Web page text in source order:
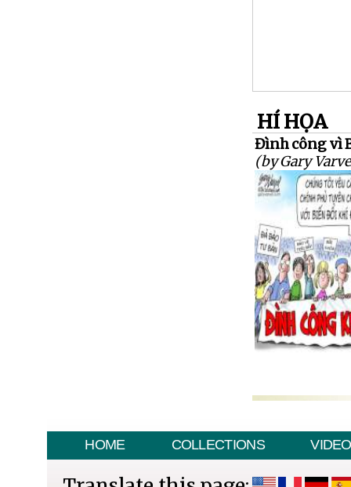
HÍ HỌA
Đình công vì
(by Gary
HOME COLLECTIONS VIDEO